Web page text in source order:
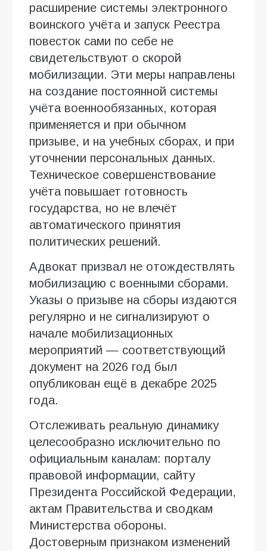
расширение системы электронного
воинского учёта и запуск Реестра
повесток сами по себе не
свидетельствуют о скорой
мобилизации. Эти меры направлены
на создание постоянной системы
учёта военнообязанных, которая
применяется и при обычном
призыве, и на учебных сборах, и при
уточнении персональных данных.
Техническое совершенствование
учёта повышает готовность
государства, но не влечёт
автоматического принятия
политических решений.
Адвокат призвал не отождествлять
мобилизацию с военными сборами.
Указы о призыве на сборы издаются
регулярно и не сигнализируют о
начале мобилизационных
мероприятий — соответствующий
документ на 2026 год был
опубликован ещё в декабре 2025
года.
Отслеживать реальную динамику
целесообразно исключительно по
официальным каналам: порталу
правовой информации, сайту
Президента Российской Федерации,
актам Правительства и сводкам
Министерства обороны.
Достоверным признаком изменений